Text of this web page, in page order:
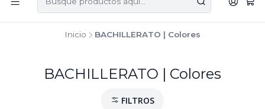
Inicio BACHILLERATO | Colores
BACHILLERATO | Colores
FILTROS